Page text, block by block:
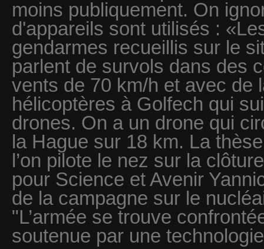
moins publiquement. On
d'appareils sont utilisés :
gendarmes recueillis sur le
parlent de survols dans des
vents de 70 km/h et avec de
hélicoptères à Golfech qui
drones. On a un drone qui
la Hague sur 18 km. La
l’on pilote le nez sur la
pour Science et Avenir
de la campagne sur le
"L’armée se trouve
soutenue par une